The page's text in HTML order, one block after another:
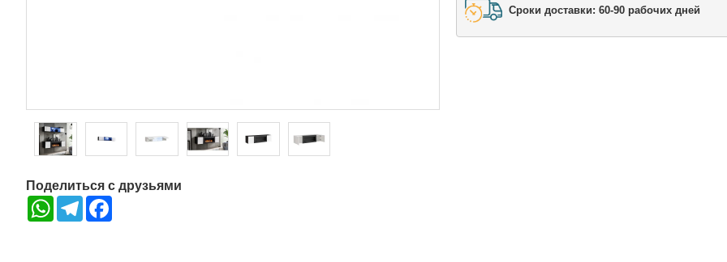
Поделиться с друзьями
WhatsAppTelegram
Сроки доставки: 60-90 рабочих дней